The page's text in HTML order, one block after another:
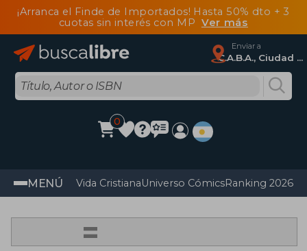
¡Arranca el Finde de Importados! Hasta 50% dto + 3
cuotas sin interés con MP Ver más
Enviar a
C.A.B.A., Ciudad Autónoma De Buenos Aires
0
MENÚ Vida CristianaUniverso CómicsRanking 2026
=